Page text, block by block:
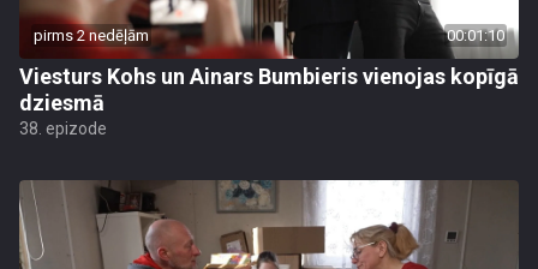
pirms 2 nedēļām 00:01:10
Viesturs Kohs un Ainars Bumbieris vienojas kopīgā
dziesmā
38. epizode